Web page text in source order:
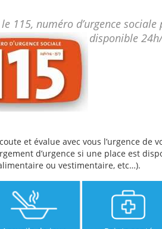
115, numéro d’urgence
disponible
et évalue avec vous l’urgence
d’urgence si une place est
ou vestimentaire, etc…).